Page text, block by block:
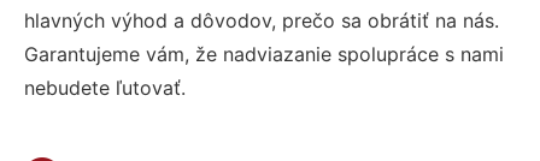
hlavných výhod a dôvodov, prečo sa obrátiť na nás.
Garantujeme vám, že nadviazanie spolupráce s nami
nebudete ľutovať.